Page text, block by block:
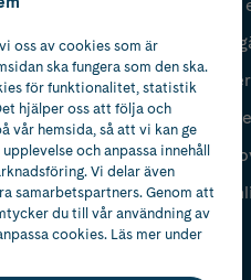
oss av cookies som är
ska fungera som den ska.
för funktionalitet, statistik
hjälper oss att följa och
vår hemsida, så att vi kan ge
och anpassa innehåll
Vi delar även
samarbetspartners. Genom att
du till vår användning av
cookies. Läs mer under